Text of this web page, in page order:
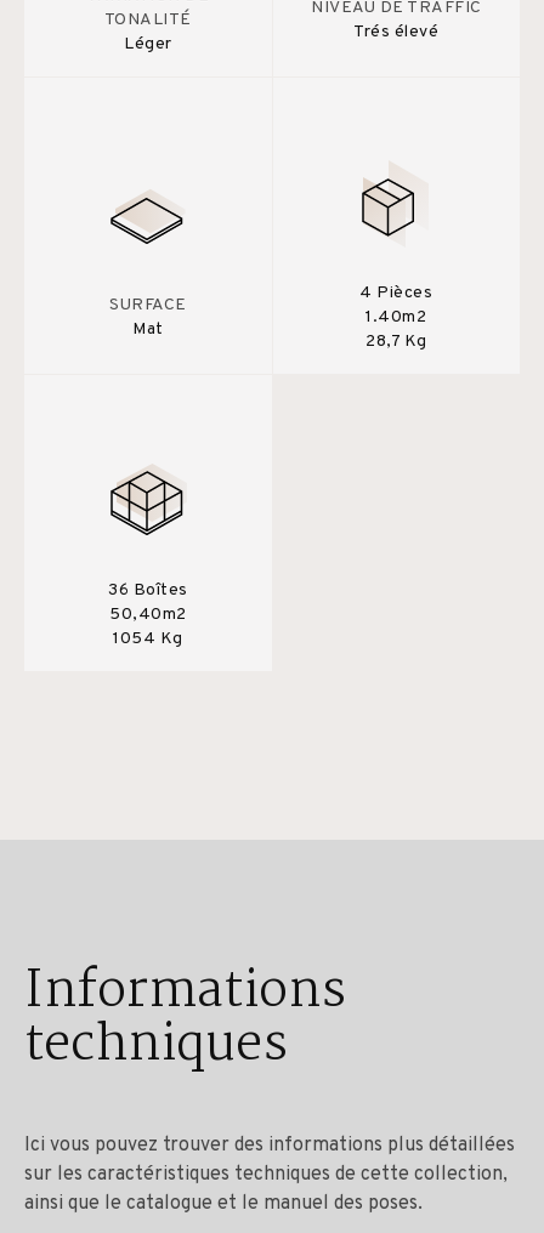
TONALITÉ
Léger
NIVEAU DE TRAFFIC
Trés élevé
SURFACE
Mat
4 Pièces
1.40m2
28,7 Kg
36 Boîtes
50,40m2
1054 Kg
Informations
techniques
Ici vous pouvez trouver des informations plus détaillées
sur les caractéristiques techniques de cette collection,
ainsi que le catalogue et le manuel des poses.